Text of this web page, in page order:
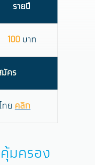
รายปี
100บาท
มัคร
ทยคลิก
มครอง